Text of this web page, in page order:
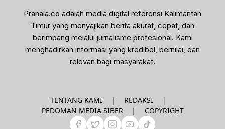
Pranala.co adalah media digital referensi Kalimantan
Timur yang menyajikan berita akurat, cepat, dan
berimbang melalui jurnalisme profesional. Kami
menghadirkan informasi yang kredibel, bernilai, dan
relevan bagi masyarakat.
TENTANG KAMI | REDAKSI
|
PEDOMAN MEDIA SIBER
| COPYRIGHT